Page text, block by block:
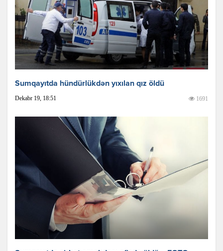
Sumqayıtda hündürlükdən yıxılan qız öldü
Dekabr 19, 18:51 1691